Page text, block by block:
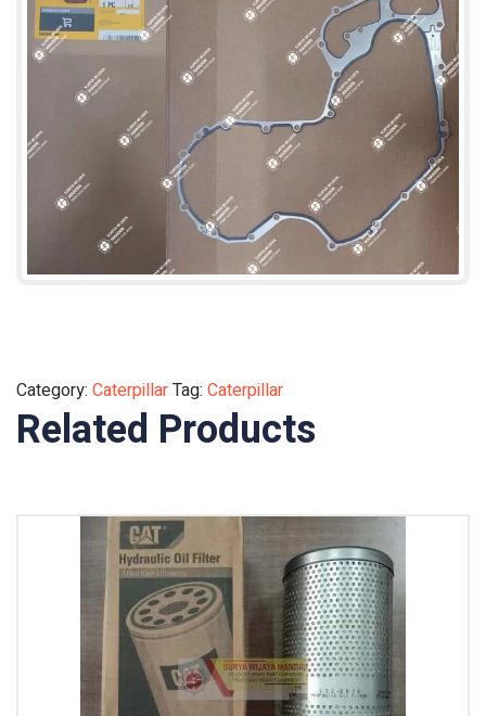
Category: CaterpillarTag: Caterpillar
Related Products